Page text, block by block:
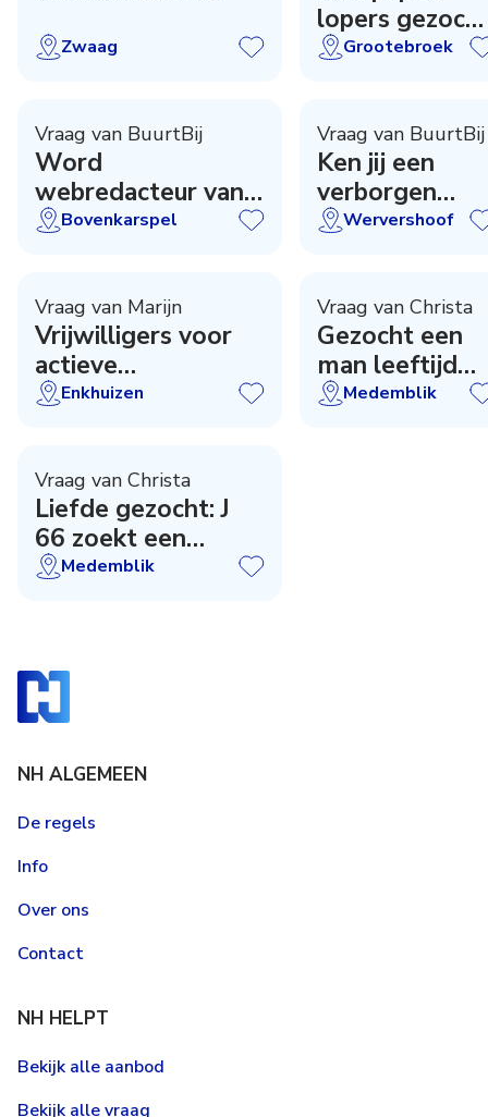
Zwaag
lopers
Grootebroek
Grootebroek
Vraag van BuurtBij
Word
webredacteur van
BuurtBij
Bovenkarspel
Vraag van BuurtBij
Ken jij een
verborgen
paadje?
Wervershoof
Vraag van Marijn
Vrijwilligers voor
actieve
watersportvakantie
Enkhuizen
Vraag van Christa
Gezocht een
man leeftijd
58-70 jaar
Medemblik
Vraag van Christa
Liefde gezocht: J
66 zoekt een
openminded man
Medemblik
NH ALGEMEEN
De regels
Info
Over ons
Contact
NH HELPT
Bekijk alle aanbod
Bekijk alle vraag